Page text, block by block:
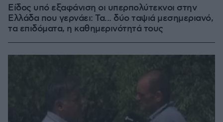
Είδος υπό εξαφάνιση οι υπερπολύτεκνοι στην
Ελλάδα που γερνάει: Τα... δύο ταψιά μεσημεριανό,
τα επιδόματα, η καθημερινότητά τους